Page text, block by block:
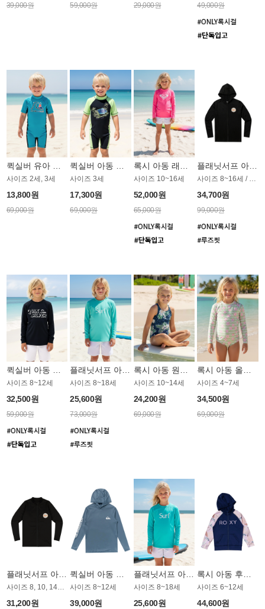
39,000원 59,000원 29,000원 49,000원
사이즈 2세, 3세
13,800원
69,000원
사이즈 3세
17,300원
69,000원
사이즈 10~16세
52,000원
65,000원
34,700원
99,000원
사이즈 8~12세
32,500원
59,000원
사이즈 8~18세
25,600원
73,000원
사이즈 10~14세
24,200원
69,000원
사이즈 4~7세
34,500원
69,000원
플래닛서프 아동 집업 래쉬가드 UBT001BPS
사이즈 8, 10, 14세 / 루즈핏 집업 스타일
31,200원
사이즈 8~12세
39,000원
플래닛서프 아동 루즈핏 래쉬가드 UGT012MPS
사이즈 8~18세
25,600원
사이즈 6~12세
44,600원